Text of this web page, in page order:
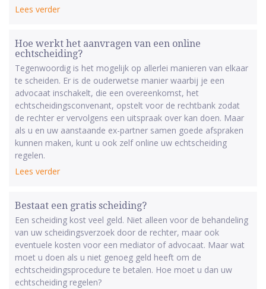
Lees verder
Hoe werkt het aanvragen van een online
echtscheiding?
Tegenwoordig is het mogelijk op allerlei manieren van elkaar
te scheiden. Er is de ouderwetse manier waarbij je een
advocaat inschakelt, die een overeenkomst, het
echtscheidingsconvenant, opstelt voor de rechtbank zodat
de rechter er vervolgens een uitspraak over kan doen. Maar
als u en uw aanstaande ex-partner samen goede afspraken
kunnen maken, kunt u ook zelf online uw echtscheiding
regelen.
Lees verder
Bestaat een gratis scheiding?
Een scheiding kost veel geld. Niet alleen voor de behandeling
van uw scheidingsverzoek door de rechter, maar ook
eventuele kosten voor een mediator of advocaat. Maar wat
moet u doen als u niet genoeg geld heeft om de
echtscheidingsprocedure te betalen. Hoe moet u dan uw
echtscheiding regelen?